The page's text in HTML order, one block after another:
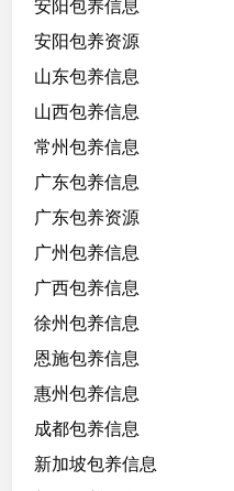
安阳包养信息
安阳包养资源
山东包养信息
山西包养信息
常州包养信息
广东包养信息
广东包养资源
广州包养信息
广西包养信息
徐州包养信息
恩施包养信息
惠州包养信息
成都包养信息
新加坡包养信息